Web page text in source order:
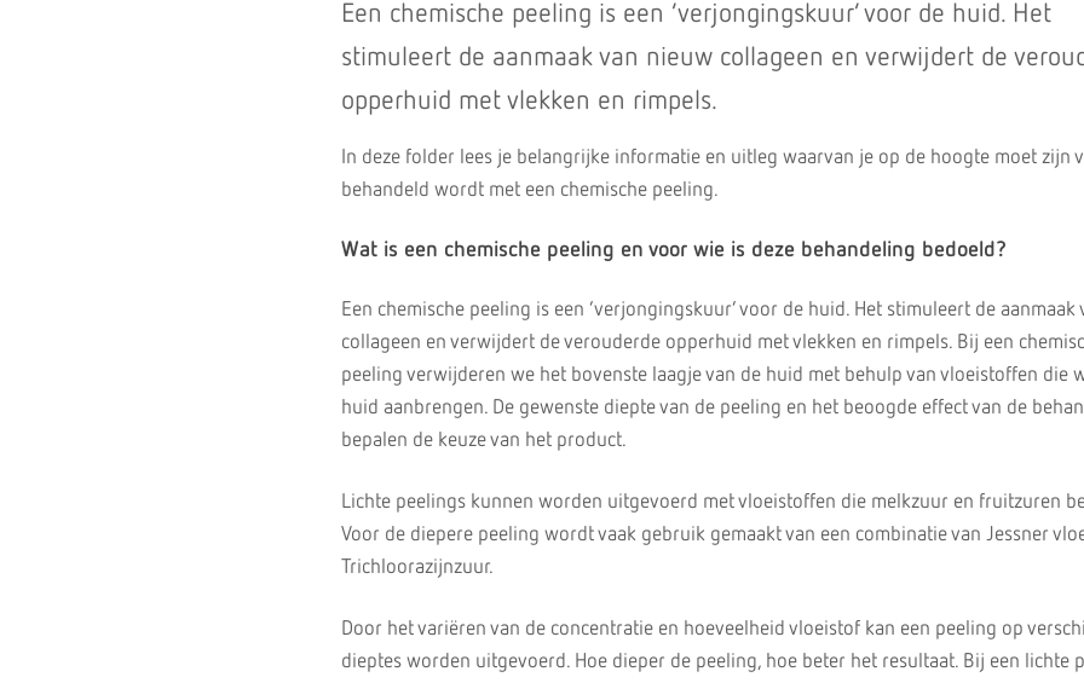
Een chemische peeling is een ‘verjongingskuur’ voor de huid. Het
stimuleert de aanmaak van nieuw collageen en verwijdert de
opperhuid met vlekken en rimpels.
In deze folder lees je belangrijke informatie en uitleg waarvan je op de hoogte moet zijn
behandeld wordt met een chemische peeling.
Wat is een chemische peeling en voor wie is deze behandeling bedoeld?
Een chemische peeling is een ‘verjongingskuur’ voor de huid. Het stimuleert de aanmaak
collageen en verwijdert de verouderde opperhuid met vlekken en rimpels. Bij een
peeling verwijderen we het bovenste laagje van de huid met behulp van vloeistoffen die
huid aanbrengen. De gewenste diepte van de peeling en het beoogde effect van de
bepalen de keuze van het product.
Lichte peelings kunnen worden uitgevoerd met vloeistoffen die melkzuur en fruitzuren
Voor de diepere peeling wordt vaak gebruik gemaakt van een combinatie van Jessner
Trichloorazijnzuur.
Door het variëren van de concentratie en hoeveelheid vloeistof kan een peeling op
dieptes worden uitgevoerd. Hoe dieper de peeling, hoe beter het resultaat. Bij een lichte